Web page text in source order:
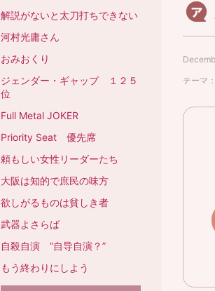
テーマ
解説がないと太刀打ちできない
河村光庸さん
おみおくり
ジェンダー・ギャップ １２５
位
Full Metal JOKER
Priority Seat 優先席
頼もしい女性リーダーたち
大阪は知的で庶民の味方
欲しがるものは貧しき者
武器よさらば
自殺自演 ”自导自演？”
もう終わりにしよう